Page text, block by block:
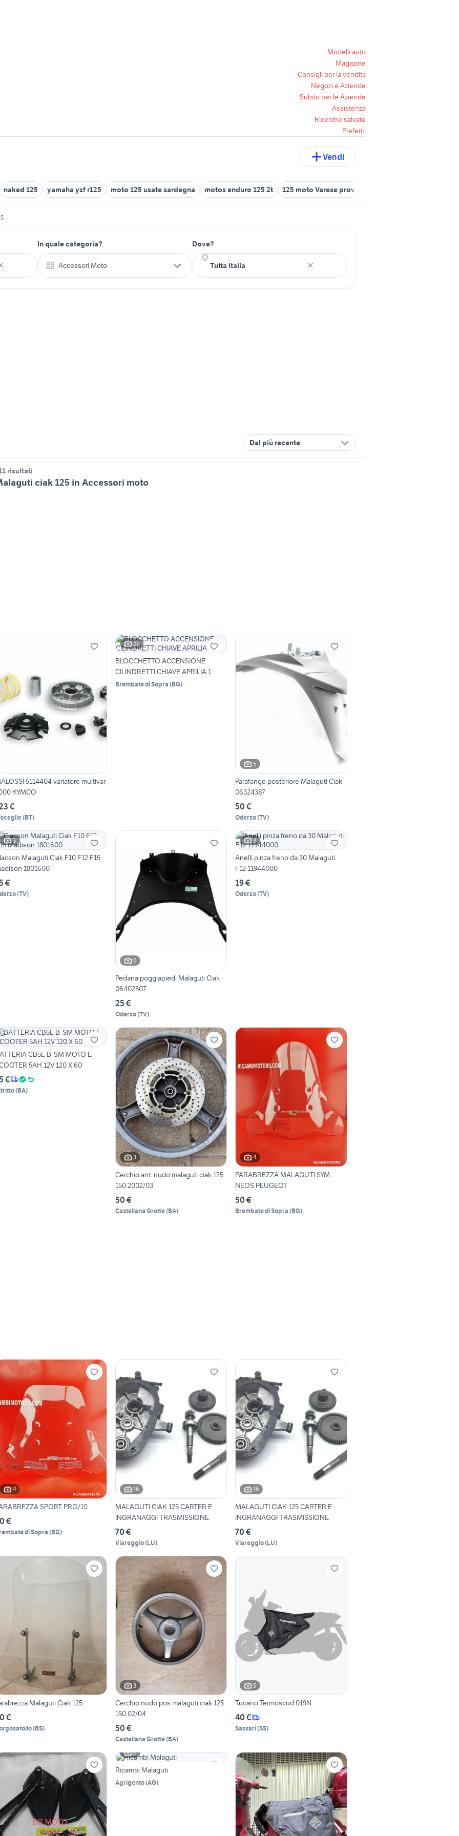
Modelli auto
Magazine
Consigli per la vendita
Negozi e Aziende
Subito per le Aziende
Assistenza
Ricerche salvate
Preferiti
Vendi
naked 125 yamaha yzf r125 moto 125 usate sardegna motos enduro 125 2t 125 moto Varese provincia
In quale categoria?
Accessori Moto
Dove?
Dal più recente
risultati
ciak 125 in Accessori moto
5114404 variatore multivar
KYMCO
€
(BT)
26
BLOCCHETTO ACCENSIONE
CILINDRETTI CHIAVE APRILIA 1
Brembate di Sopra (BG)
5
Parafango posteriore Malaguti Ciak
06324387
50 €
Oderzo(TV)
3
Malaguti Ciak F10 F12 F15
1801600
€
(TV)
6
Pedana poggiapiedi Malaguti Ciak
06402507
25 €
Oderzo(TV)
3
Anelli pinza freno da 30 Malaguti
F12 11944000
19 €
Oderzo(TV)
CB5L-B-SM MOTO E
5AH 12V 120 X 60
€
(BA)
3
Cerchio ant. nudo malaguti ciak 125
150 2002/03
50 €
Castellana Grotte(BA)
4
PARABREZZA MALAGUTI SYM
NEOS PEUGEOT
50 €
Brembate di Sopra (BG)
4
SPORT PRO/10
€
di Sopra (BG)
16
MALAGUTI CIAK 125 CARTER E
INGRANAGGI TRASMISSIONE
70 €
Viareggio(LU)
16
MALAGUTI CIAK 125 CARTER E
INGRANAGGI TRASMISSIONE
70 €
Viareggio(LU)
Malaguti Ciak 125
€
(BS)
3
Cerchio nudo pos malaguti ciak 125
150 02/04
50 €
Castellana Grotte(BA)
5
Tucano Termoscud 019N
40 €
Sassari(SS)
6
Ricambi Malaguti
Agrigento(AG)